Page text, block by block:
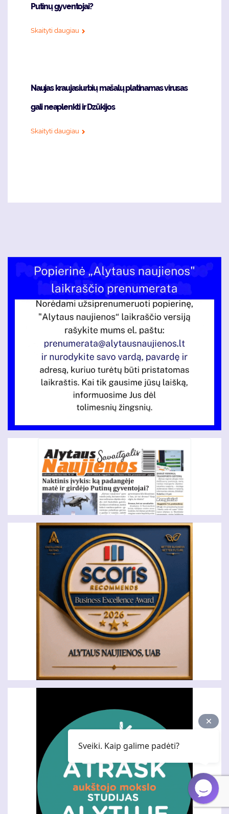
Putinų gyventojai?
Skaityti daugiau
Naujas kraujasiurbių mašalų platinamas virusas
gali neaplenkti ir Dzūkijos
Skaityti daugiau
Sveiki. Kaip galime padėti?